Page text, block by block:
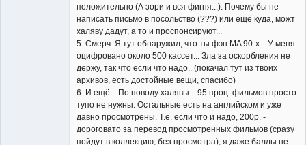
положительно (А зори и вся фигня...). Почему бы не
написать письмо в посольство (???) или ещё куда, можт
халяву дадут, а то и проспонсируют...
5. Смерч. Я тут обнаружил, что ты фэн MA 90-х... У меня
оцифровано около 500 кассет... Зла за оскорбления не
держу, так что если что надо.. (покачал тут из твоих
архивов, есть достойные вещи, спасибо)
6. И ещё... По поводу халявы... 95 проц. фильмов просто
тупо не нужны. Остальные есть на английском и уже
давно просмотрены. Т.е. если что и надо, 200р. -
дороговато за перевод просмотренных фильмов (сразу
пойдут в коллекцию, без просмотра), я даже баллы не